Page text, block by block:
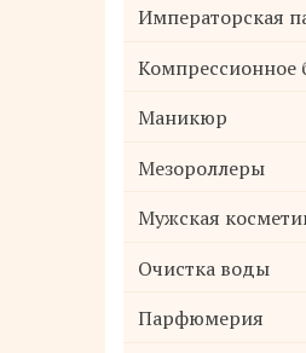
Императорская
Компрессионное
Маникюр
Мезороллеры
Мужская
Очистка воды
Парфюмерия